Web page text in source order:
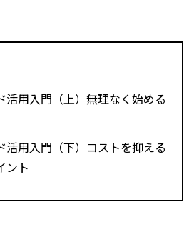
活用入門（上）無理なく始める
活用入門（下）コストを抑える
ント